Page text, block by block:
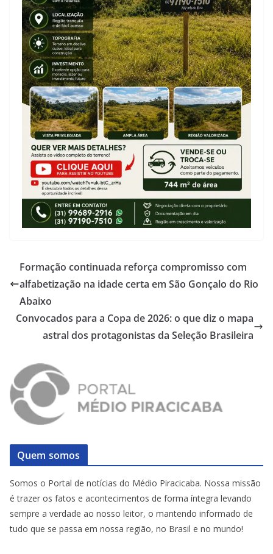
Formação continuada reforça compromisso com
alfabetização na idade certa em São Gonçalo do Rio
Abaixo
Convocados para a Copa de 2026: o que diz o mapa
astral dos protagonistas da Seleção Brasileira
Quem somos
Somos o Portal de notícias do Médio Piracicaba. Nossa missão
é trazer os fatos e acontecimentos de forma íntegra levando
sempre a verdade ao nosso leitor, o mantendo informado de
tudo que se passa em nossa região, no Brasil e no mundo!